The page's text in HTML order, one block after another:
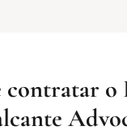
contratar o